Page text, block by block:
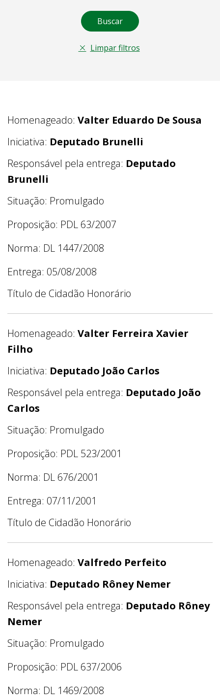
Buscar
Limpar filtros
Homenageado: Valter Eduardo De Sousa
Iniciativa: Deputado Brunelli
Responsável pela entrega: Deputado
Brunelli
Situação: Promulgado
Proposição: PDL 63/2007
Norma: DL 1447/2008
Entrega: 05/08/2008
Título de Cidadão Honorário
Homenageado: Valter Ferreira Xavier
Filho
Iniciativa: Deputado João Carlos
Responsável pela entrega: Deputado João
Carlos
Situação: Promulgado
Proposição: PDL 523/2001
Norma: DL 676/2001
Entrega: 07/11/2001
Título de Cidadão Honorário
Homenageado: Valfredo Perfeito
Iniciativa: Deputado Rôney Nemer
Responsável pela entrega: Deputado Rôney
Nemer
Situação: Promulgado
Proposição: PDL 637/2006
Norma: DL 1469/2008